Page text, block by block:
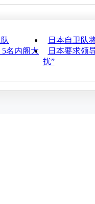
日本自卫队
名内阁大
日本要求领
扰”